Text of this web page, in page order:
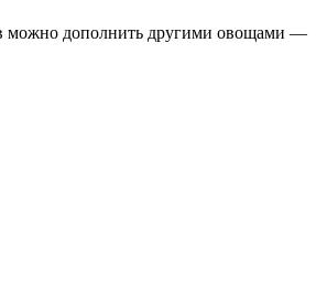
можно дополнить другими овощами —